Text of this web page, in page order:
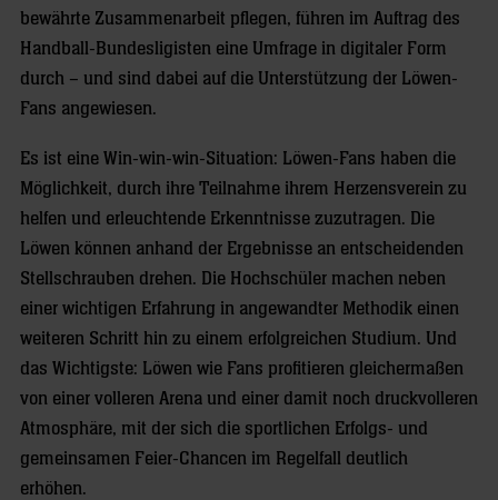
bewährte Zusammenarbeit pflegen, führen im Auftrag des
Handball-Bundesligisten eine Umfrage in digitaler Form
durch – und sind dabei auf die Unterstützung der Löwen-
Fans angewiesen.
Es ist eine Win-win-win-Situation: Löwen-Fans haben die
Möglichkeit, durch ihre Teilnahme ihrem Herzensverein zu
helfen und erleuchtende Erkenntnisse zuzutragen. Die
Löwen können anhand der Ergebnisse an entscheidenden
Stellschrauben drehen. Die Hochschüler machen neben
einer wichtigen Erfahrung in angewandter Methodik einen
weiteren Schritt hin zu einem erfolgreichen Studium. Und
das Wichtigste: Löwen wie Fans profitieren gleichermaßen
von einer volleren Arena und einer damit noch druckvolleren
Atmosphäre, mit der sich die sportlichen Erfolgs- und
gemeinsamen Feier-Chancen im Regelfall deutlich
erhöhen.